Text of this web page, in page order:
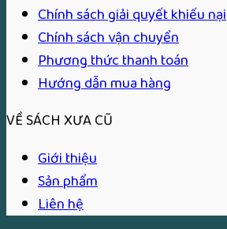
Chính sách giải quyết khiếu nại
Chính sách vận chuyển
Phương thức thanh toán
Hướng dẫn mua hàng
VỀ SÁCH XƯA CŨ
Giới thiệu
Sản phẩm
Liên hệ